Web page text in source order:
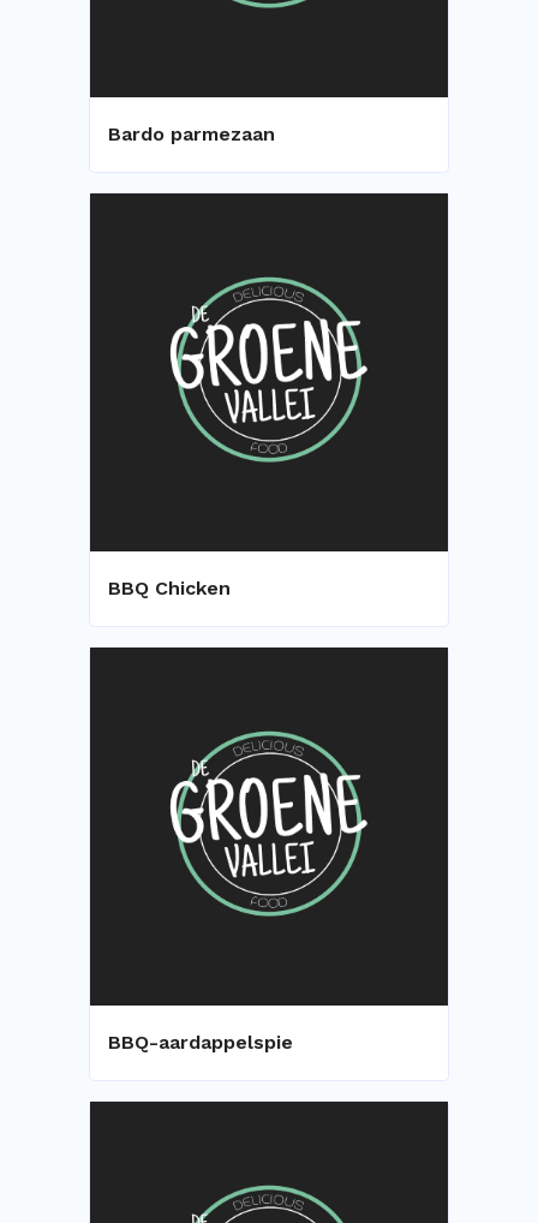
Bardo parmezaan
BBQ Chicken
BBQ-aardappelspie